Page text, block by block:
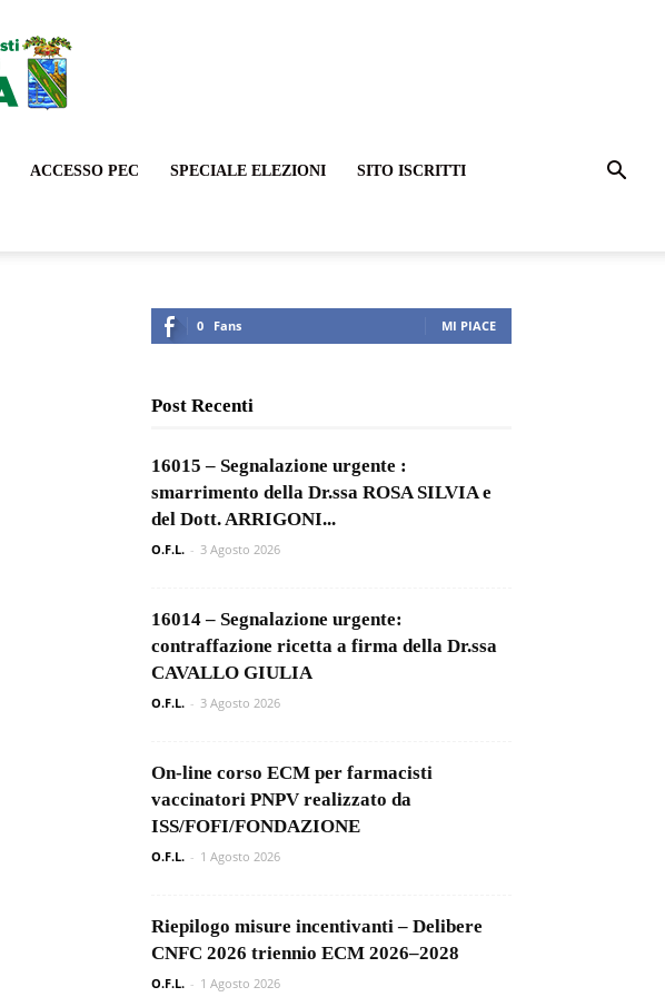
ACCESSO PEC SPECIALE ELEZIONI SITO ISCRITTI
0 Fans MI PIACE
Post Recenti
16015 – Segnalazione urgente :
smarrimento della Dr.ssa ROSA SILVIA e
del Dott. ARRIGONI...
O.F.L. - 3 Agosto 2026
16014 – Segnalazione urgente:
contraffazione ricetta a firma della Dr.ssa
CAVALLO GIULIA
O.F.L. - 3 Agosto 2026
On-line corso ECM per farmacisti
vaccinatori PNPV realizzato da
ISS/FOFI/FONDAZIONE
O.F.L. - 1 Agosto 2026
Riepilogo misure incentivanti – Delibere
CNFC 2026 triennio ECM 2026–2028
O.F.L. - 1 Agosto 2026